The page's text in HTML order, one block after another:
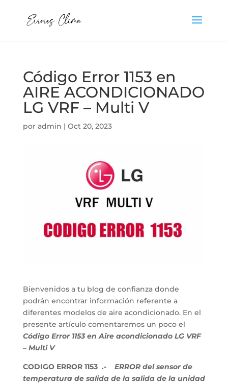
Código Error 1153 en
AIRE ACONDICIONADO
LG VRF – Multi V
por admin | Oct 20, 2023
Bienvenidos a tu blog de confianza donde
podrán encontrar información referente a
diferentes modelos de aire acondicionado. En el
presente artículo comentaremos un poco el
Código Error 1153 en Aire acondicionado LG VRF
– Multi V
CODIGO ERROR 1153 .-
ERROR del sensor de
temperatura de salida de la salida de la unidad